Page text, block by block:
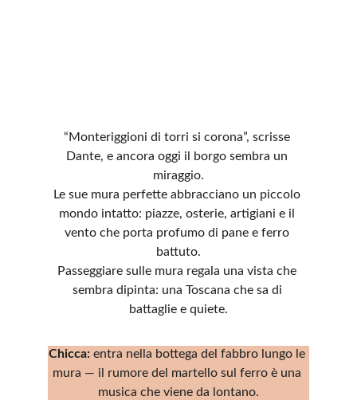
“Monteriggioni di torri si corona”, scrisse
Dante, e ancora oggi il borgo sembra un
miraggio.
Le sue mura perfette abbracciano un piccolo
mondo intatto: piazze, osterie, artigiani e il
vento che porta profumo di pane e ferro
battuto.
Passeggiare sulle mura regala una vista che
sembra dipinta: una Toscana che sa di
battaglie e quiete.
Chicca: entra nella bottega del fabbro lungo le
mura — il rumore del martello sul ferro è una
musica che viene da lontano.